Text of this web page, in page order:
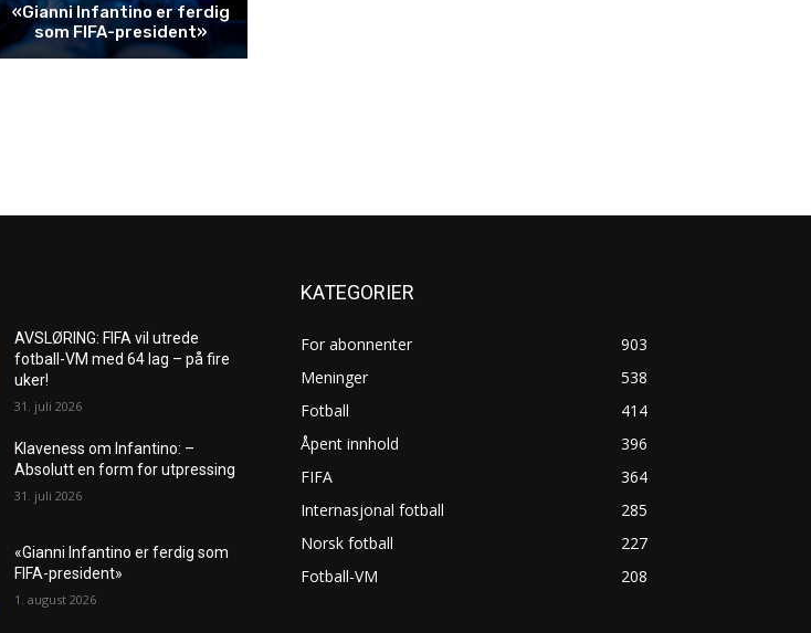
«Gianni Infantino er ferdig
som FIFA-president»
AVSLØRING: FIFA vil utrede
fotball-VM med 64 lag – på fire
uker!
31. juli 2026
Klaveness om Infantino: –
Absolutt en form for utpressing
31. juli 2026
«Gianni Infantino er ferdig som
FIFA-president»
1. august 2026
KATEGORIER
For abonnenter
903
Meninger
538
Fotball
414
Åpent innhold
396
FIFA
364
Internasjonal fotball
285
Norsk fotball
227
Fotball-VM
208